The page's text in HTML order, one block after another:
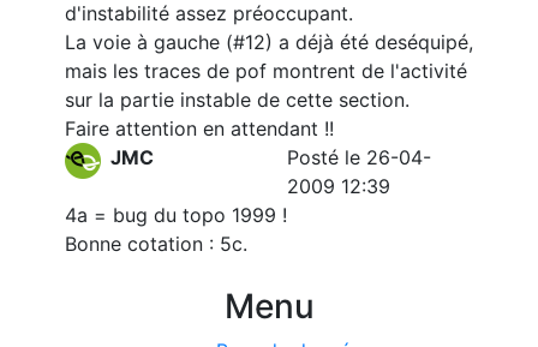
d'instabilité assez préoccupant.
La voie à gauche (#12) a déjà été deséquipé,
mais les traces de pof montrent de l'activité
sur la partie instable de cette section.
Faire attention en attendant !!
JMC
Posté le 26-04-
2009 12:39
4a = bug du topo 1999 !
Bonne cotation : 5c.
Menu